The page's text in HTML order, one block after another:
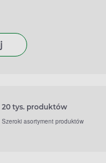
20 tys. produktów
Szeroki asortyment produktów